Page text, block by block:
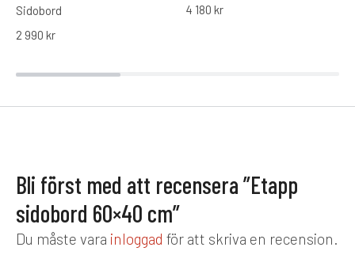
Sidobord
2 990 kr
4 180 kr
Bli först med att recensera ”Etapp
sidobord 60×40 cm”
Du måste vara inloggad för att skriva en recension.